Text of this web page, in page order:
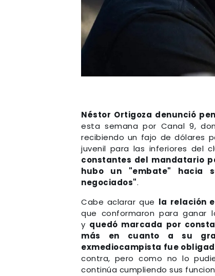
Néstor Ortigoza denunció
esta semana por Canal 9,
recibiendo un fajo de dólares
juvenil para las inferiores del
constantes del mandatario
hubo un "embate" hacia
negociados".
Cabe aclarar que la relación
que conformaron para ganar
y quedó marcada por
más en cuanto a su
exmediocampista fue
contra, pero como no lo
continúa cumpliendo sus